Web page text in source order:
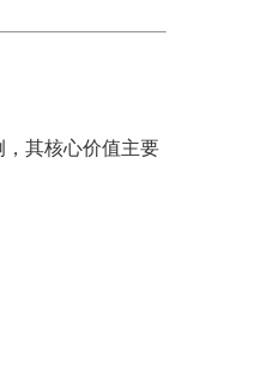
其核心价值主要